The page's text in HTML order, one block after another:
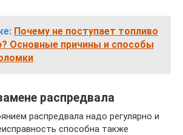
Почему не поступает топливо
Основные причины и способы
распредвала
распредвала надо регулярно и
способна также